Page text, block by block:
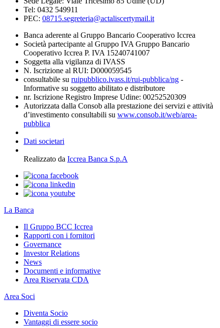
Tel: 0432 549911
PEC: 08715.segreteria@actaliscertymail.it
Banca aderente al Gruppo Bancario Cooperativo Iccrea
Società partecipante al Gruppo IVA Gruppo Bancario
Cooperativo Iccrea P. IVA 15240741007
Soggetta alla vigilanza di IVASS
N. Iscrizione al RUI: D000059545
consultabile su ruipubblico.ivass.it/rui-pubblica/ng -
Informative su soggetto abilitato e distributore
nr. Iscrizione Registro Imprese Udine: 00252520309
Autorizzata dalla Consob alla prestazione dei servizi e attività
d’investimento consultabili su www.consob.it/web/area-
pubblica
Dati societari
Realizzato da Iccrea Banca S.p.A
La Banca
Il Gruppo BCC Iccrea
Rapporti con i fornitori
Governance
Investor Relations
News
Documenti e informative
Area Riservata CDA
Area Soci
Diventa Socio
Vantaggi di essere socio